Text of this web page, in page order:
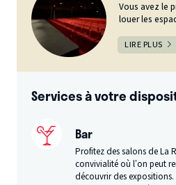
Vous avez le
louer les
LIRE PLUS
Services à votre
Bar
Profitez des salons de La
convivialité où l’on peut
découvrir des